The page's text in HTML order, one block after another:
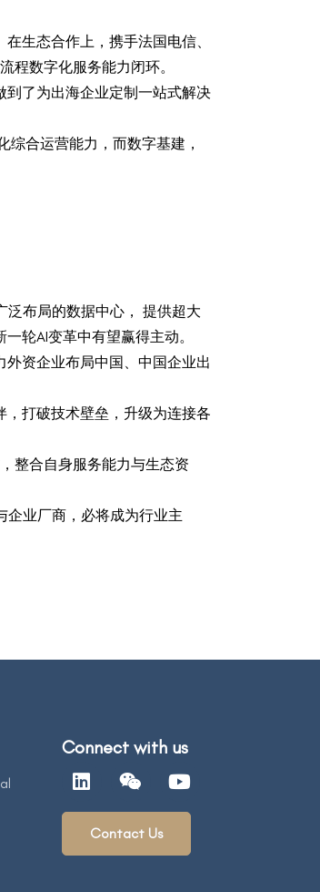
生态合作上，携手法国电信、
程数字化服务能力闭环。
到了为出海企业定制一站式解决
综合运营能力，而数字基建，
泛布局的数据中心， 提供超大
轮AI变革中有望赢得主动。
资企业布局中国、中国企业出
打破技术壁垒，升级为连接各
整合自身服务能力与生态资
企业厂商，必将成为行业主
Connect with us
Contact Us